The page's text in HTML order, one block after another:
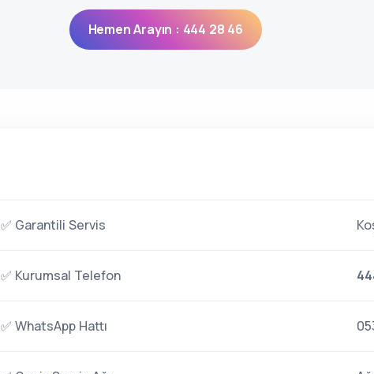
Hemen Arayın : 444 28 46
✅ Garantili Servis
✅ Kurumsal Telefon
✅ WhatsApp Hattı